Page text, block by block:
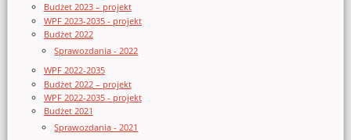
Budżet 2023 – projekt
WPF 2023-2035 - projekt
Budżet 2022
Sprawozdania - 2022
WPF 2022-2035
Budżet 2022 – projekt
WPF 2022-2035 - projekt
Budżet 2021
Sprawozdania - 2021